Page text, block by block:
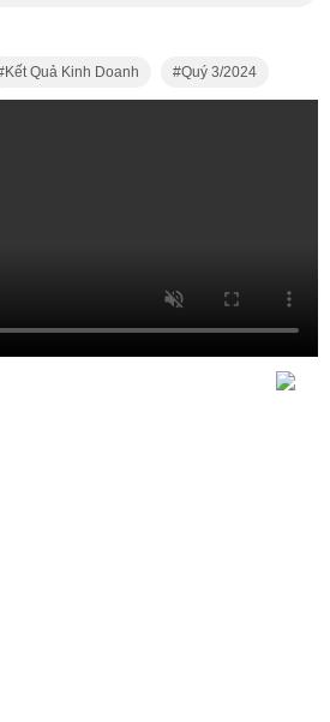
Kết Quả Kinh Doanh Quý 3/2024